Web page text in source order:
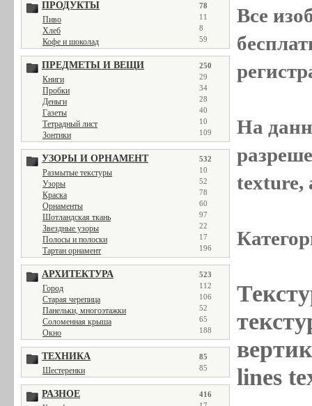
ПРОДУКТЫ 78
Пиво 11
Хлеб 8
Кофе и шоколад 59
ПРЕДМЕТЫ И ВЕЩИ 250
Книги 29
Пробки 34
Деньги 28
Газеты 40
Тетрадный лист 10
Зонтики 109
УЗОРЫ И ОРНАМЕНТ 532
Размытые текстуры 10
Узоры 52
Краска 78
Орнаменты 60
Шотландская ткань 97
Звездные узоры 22
Полосы и полоски 17
Тартан орнамент 196
АРХИТЕКТУРА 523
Город 112
Старая черепица 106
Панельки, многоэтажки 52
Соломенная крыша 65
Окно 188
ТЕХНИКА 85
Шестеренки 85
РАЗНОЕ 416
Все
На
texture,
lines